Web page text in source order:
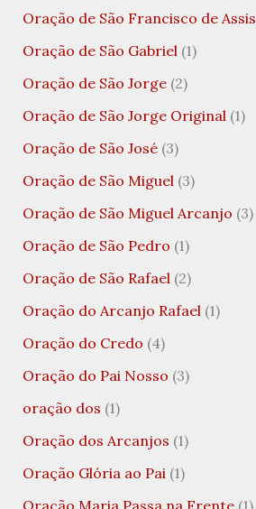
Oração de São Francisco de Assis
Oração de São Gabriel(1)
Oração de São Jorge(2)
Oração de São Jorge Original(1)
Oração de São José(3)
Oração de São Miguel(3)
Oração de São Miguel Arcanjo (3)
Oração de São Pedro (1)
Oração de São Rafael(2)
Oração do Arcanjo Rafael(1)
Oração do Credo (4)
Oração do Pai Nosso (3)
oração dos (1)
Oração dos Arcanjos (1)
Oração Glória ao Pai(1)